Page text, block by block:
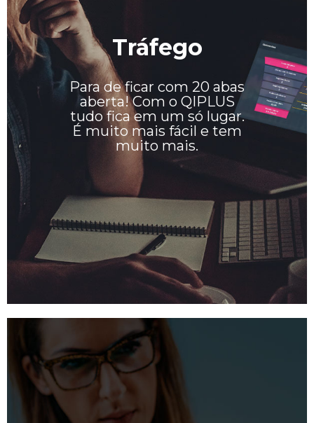
Tráfego
Para de ficar com 20 abas
aberta! Com o QIPLUS
tudo fica em um só lugar.
É muito mais fácil e tem
muito mais.